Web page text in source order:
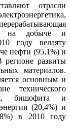
отрасли
на добыче и
году велаяту
нефти (95,1%) и
регионе развиты
материалов.
основным и
технического
бишофита и
(20,4%) и
в 2010 году